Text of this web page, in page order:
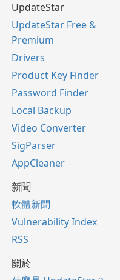
UpdateStar
UpdateStar Free &
Premium
Drivers
Product Key Finder
Password Finder
Local Backup
Video Converter
SigParser
AppCleaner
新聞
軟體新聞
Vulnerability Index
RSS
關於